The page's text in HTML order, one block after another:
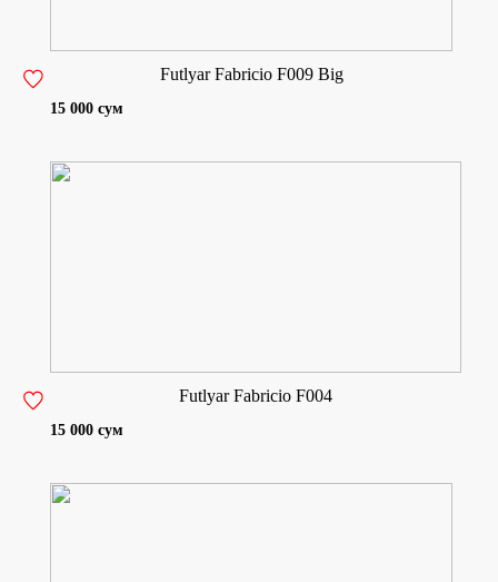
Futlyar Fabricio F009 Big
15 000 сум
Futlyar Fabricio F004
15 000 сум